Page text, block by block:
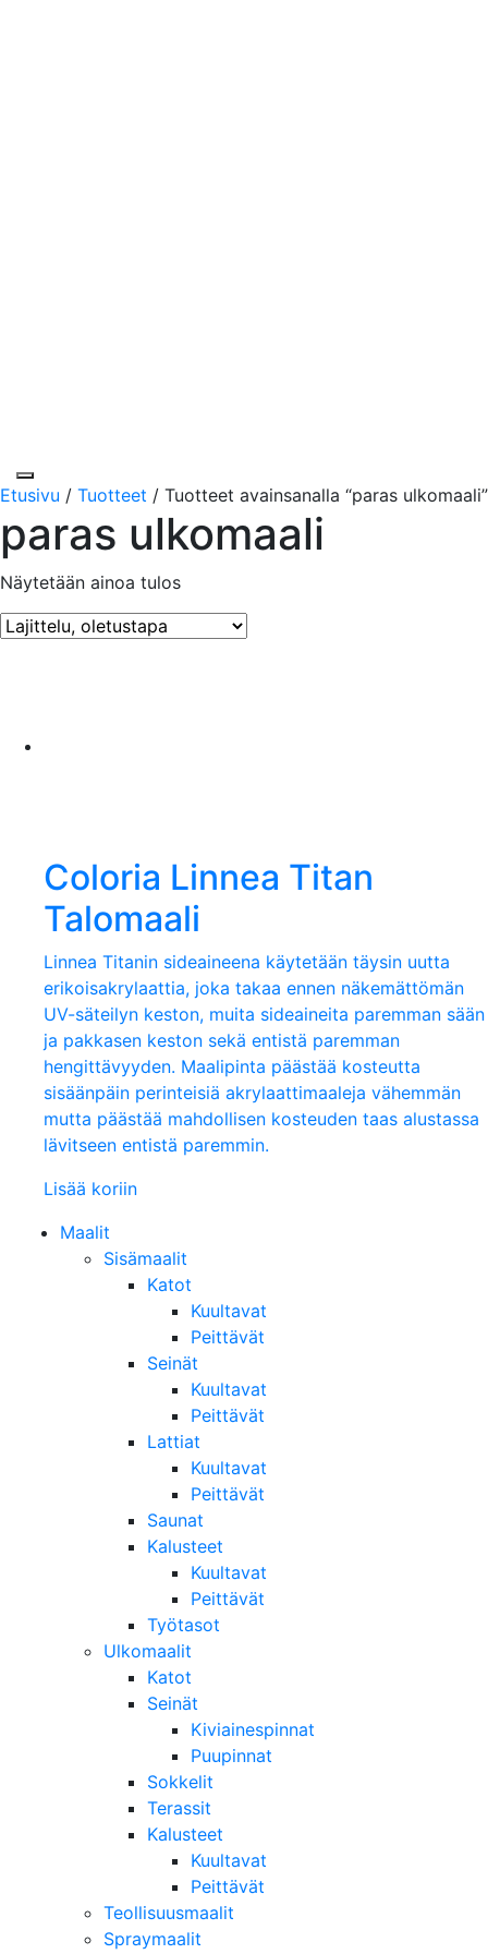
Toggle navigation
Etusivu / Tuotteet / Tuotteet avainsanalla “paras ulkomaali”
paras ulkomaali
Näytetään ainoa tulos
Coloria Linnea Titan
Talomaali
Linnea Titanin sideaineena käytetään täysin uutta
erikoisakrylaattia, joka takaa ennen näkemättömän
UV-säteilyn keston, muita sideaineita paremman sään
ja pakkasen keston sekä entistä paremman
hengittävyyden. Maalipinta päästää kosteutta
sisäänpäin perinteisiä akrylaattimaaleja vähemmän
mutta päästää mahdollisen kosteuden taas alustassa
lävitseen entistä paremmin.
Lisää koriin
Maalit
Sisämaalit
Katot
Kuultavat
Peittävät
Seinät
Kuultavat
Peittävät
Lattiat
Kuultavat
Peittävät
Saunat
Kalusteet
Kuultavat
Peittävät
Työtasot
Ulkomaalit
Katot
Seinät
Kiviainespinnat
Puupinnat
Sokkelit
Terassit
Kalusteet
Kuultavat
Peittävät
Teollisuusmaalit
Spraymaalit